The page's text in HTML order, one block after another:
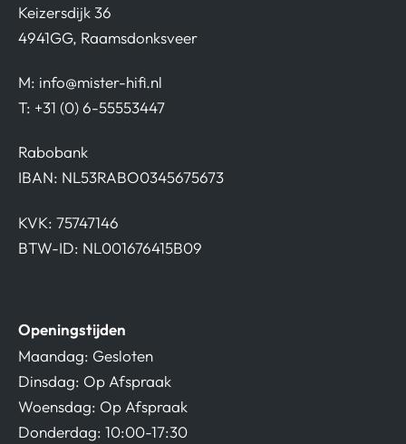
Keizersdijk 36
4941GG, Raamsdonksveer
M: info@mister-hifi.nl
T: +31 (0) 6-55553447
Rabobank
IBAN: NL53RABO0345675673
KVK: 75747146
BTW-ID: NL001676415B09
Openingstijden
Maandag: Gesloten
Dinsdag: Op Afspraak
Woensdag: Op Afspraak
Donderdag: 10:00-17:30